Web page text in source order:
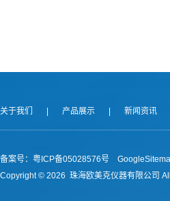
关于我们 产品展示 新闻资讯
备案号： 粤ICP备05028576号
Copyright © 2026 珠海欧美克仪器有限公司